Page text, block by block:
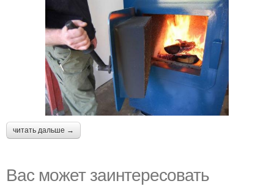
читать дальше →
Вас может заинтересовать